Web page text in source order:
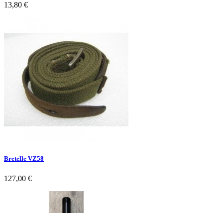
13,80 €
Bretelle VZ58
127,00 €